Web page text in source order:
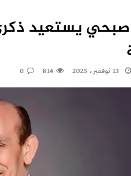
13 نوفمبر، 2025 814
0